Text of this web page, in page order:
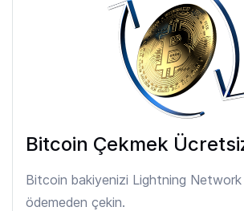
Bitcoin Çekmek
Bitcoin bakiyenizi Lightning
ödemeden çekin.